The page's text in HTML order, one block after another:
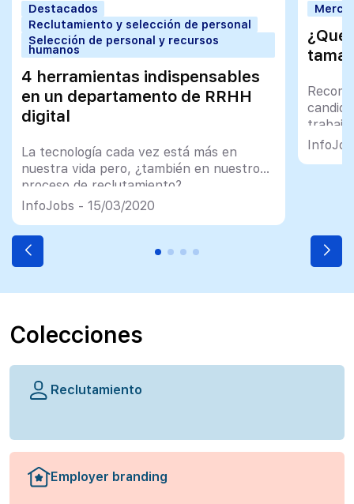
Destacados
Reclutamiento y selección de personal
Selección de personal y recursos
humanos
4 herramientas indispensables
en un departamento de RRHH
digital
La tecnología cada vez está más en
nuestra vida pero, ¿también en nuestro
proceso de reclutamiento?
InfoJobs - 15/03/2020
trabajo
Colecciones
Reclutamiento
Employer branding